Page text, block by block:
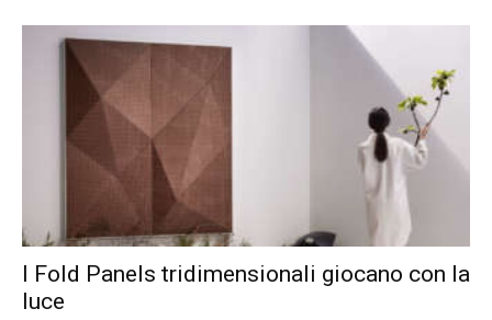
I Fold Panels tridimensionali giocano con la
luce